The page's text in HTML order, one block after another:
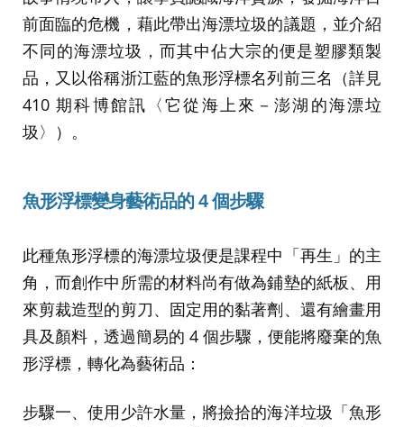
前面臨的危機，藉此帶出海漂垃圾的議題，並介紹
不同的海漂垃圾，而其中佔大宗的便是塑膠類製
品，又以俗稱浙江藍的魚形浮標名列前三名（詳見
410 期科博館訊〈它從海上來－澎湖的海漂垃
圾〉）。
魚形浮標變身藝術品的 4 個步驟
此種魚形浮標的海漂垃圾便是課程中「再生」的主
角，而創作中所需的材料尚有做為鋪墊的紙板、用
來剪裁造型的剪刀、固定用的黏著劑、還有繪畫用
具及顏料，透過簡易的 4 個步驟，便能將廢棄的魚
形浮標，轉化為藝術品：
步驟一、使用少許水量，將撿拾的海洋垃圾「魚形